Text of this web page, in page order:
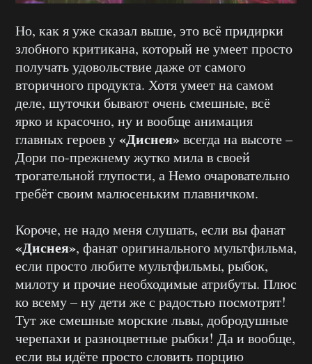
Но, как я уже сказал выше, это всё придирки
злобного критикана, который не умеет просто
получать удовольствие даже от самого
вторичного продукта. Хотя умеет на самом
деле, шуточки бывают очень смешные, всё
ярко и красочно, ну и вообще анимация
главных героев у«Диснея»всегда на высоте –
Дори по-прежнему жутко мила в своей
трогательной глупости, а Немо очаровательно
гребёт своим малюсеньким плавничком.
Короче, не надо меня слушать, если вы фанат
«Диснея», фанат оригинального мультфильма,
если просто любите мультфильмы, рыбок,
милоту и прочие необходимые атрибуты. Плюс
ко всему – ну дети же с радостью посмотрят!
Тут же смешные морские львы, добродушные
черепахи и разноцветные рыбки! Да и вообще,
если вы идёте просто словить порцию